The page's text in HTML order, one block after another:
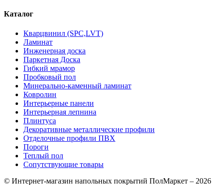
Каталог
Кварцвинил (SPC,LVT)
Ламинат
Инженерная доска
Паркетная Доска
Гибкий мрамор
Пробковый пол
Минерально-каменный ламинат
Ковролин
Интерьерные панели
Интерьерная лепнина
Плинтуса
Декоративные металлические профили
Отделочные профили ПВХ
Пороги
Теплый пол
Сопутствующие товары
© Интернет-магазин напольных покрытий ПолМаркет – 2026